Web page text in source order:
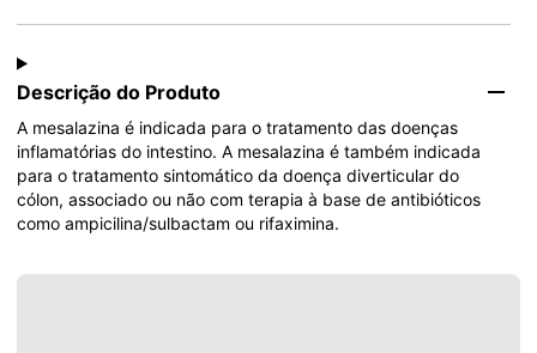
Descrição do Produto
A mesalazina é indicada para o tratamento das doenças
inflamatórias do intestino. A mesalazina é também indicada
para o tratamento sintomático da doença diverticular do
cólon, associado ou não com terapia à base de antibióticos
como ampicilina/sulbactam ou rifaximina.